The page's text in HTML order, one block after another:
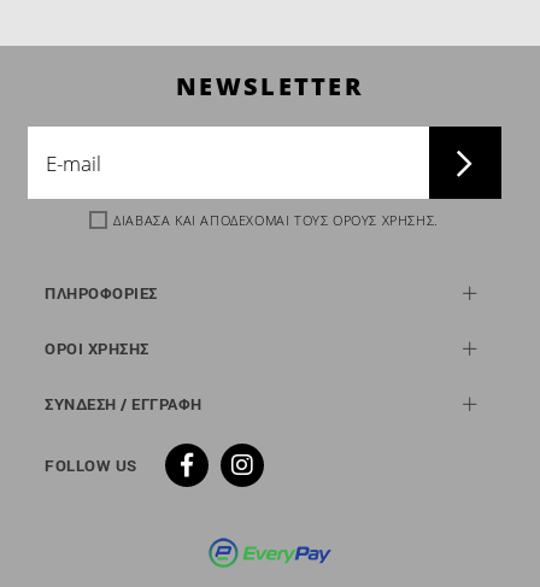
NEWSLETTER
ΔΙΑΒΑΣΑ ΚΑΙ ΑΠΟΔΕΧΟΜΑΙ ΤΟΥΣ ΟΡΟΥΣ ΧΡΗΣΗΣ.
ΠΛΗΡΟΦΟΡΙΕΣ
ΟΡΟΙ ΧΡΗΣΗΣ
ΣΥΝΔΕΣΗ / ΕΓΓΡΑΦΗ
FOLLOW US